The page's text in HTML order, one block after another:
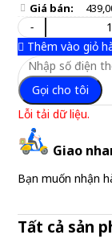
Giá bán:
-
Thêm vào giỏ
Gọi cho tôi
Lỗi tải dữ liệu.
Giao
Bạn muốn nhận
Tất cả sản